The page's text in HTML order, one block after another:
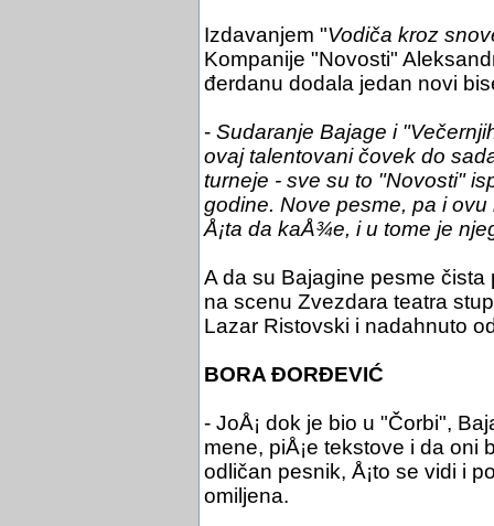
Izdavanjem "Vodiča kroz
Kompanije "Novosti"
đerdanu dodala jedan novi
- Sudaranje Bajage i
ovaj talentovani čovek do
turneje - sve su to "Novosti"
godine. Nove pesme, pa i
Å¡ta da kaÅ¾e, i u tome je
A da su Bajagine pesme
na scenu Zvezdara teatra
Lazar Ristovski i nadahnuto
BORA ĐORĐEVIĆ
- JoÅ¡ dok je bio u "Čorbi",
mene, piÅ¡e tekstove i da oni
odličan pesnik, Å¡to se vidi i
omiljena.